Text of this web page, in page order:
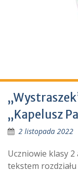
„Kapelusz
2 listopada 2022
Uczniowie klasy
tekstem